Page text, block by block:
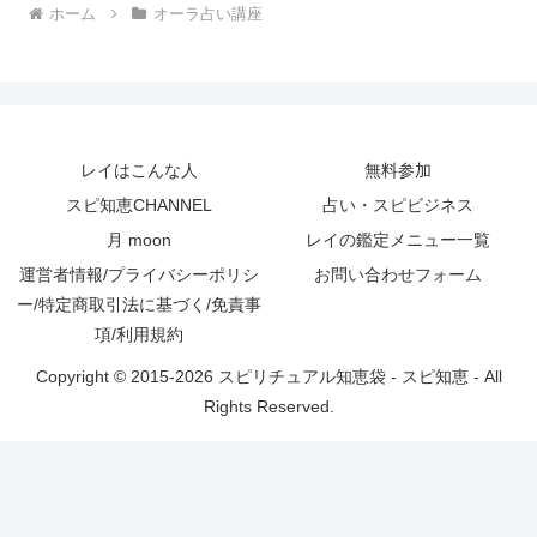
ホーム オーラ占い講座
レイはこんな人
無料参加
スピ知恵CHANNEL
占い・スピビジネス
月 moon
レイの鑑定メニュー一覧
運営者情報/プライバシーポリシ
ー/特定商取引法に基づく/免責事
項/利用規約
お問い合わせフォーム
Copyright © 2015-2026 スピリチュアル知恵袋 - スピ知恵 - All
Rights Reserved.